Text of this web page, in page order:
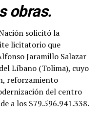
obras.
solicitó la
licitatorio que
Jaramillo Salazar
Líbano (Tolima), cuyo
reforzamiento
del centro
a los $79.596.941.338.